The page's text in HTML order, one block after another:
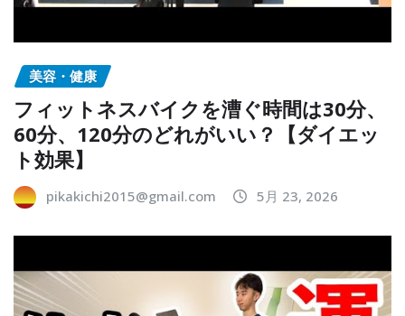
美容・健康
フィットネスバイクを漕ぐ時間は30分、
60分、120分のどれがいい？【ダイエッ
ト効果】
pikakichi2015@gmail.com 5月 23, 2026